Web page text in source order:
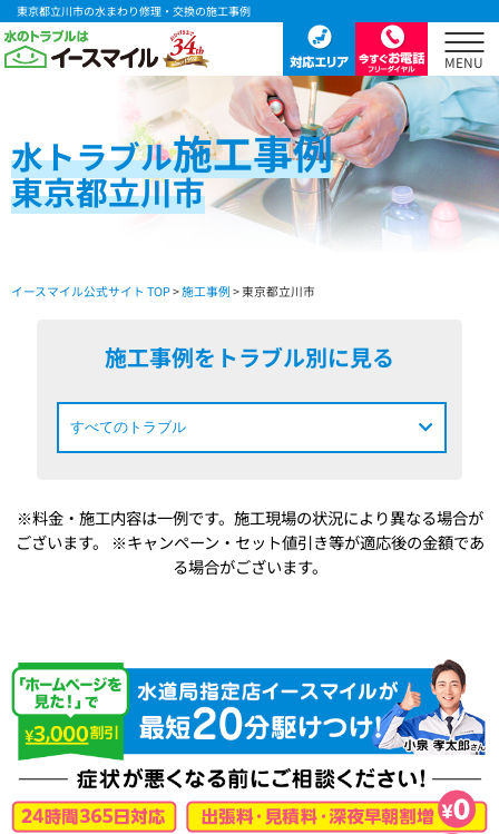
東京都立川市の水まわり修理・交換の施工事例
水トラブル施工事例
東京都立川市
イースマイル公式サイト TOP>施工事例 > 東京都立川市
施工事例をトラブル別に見る
※料金・施工内容は一例です。施工現場の状況により異なる場合が
ございます。
※キャンペーン・セット値引き等が適応後の金額であ
る場合がございます。